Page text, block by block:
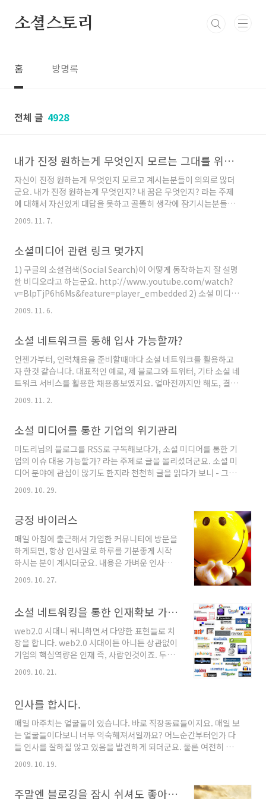
소셜스토리
홈 방명록
전체 글 4928
내가 진정 원하는게 무엇인지 모르는 그대를 위해...
자신이 진정 원하는게 무엇인지 모르고 계시는분들이 의외로 많더
군요. 내가 진정 원하는게 무엇인지? 내 꿈은 무엇인지? 라는 주제
에 대해서 자신있게 대답을 못하고 골똘히 생각에 잠기시는분들이
의외로 많다는데서 놀랐습니다. 아마도 짧은 제 소견으로는 각자의
삶에 고군분투 하며 살아가고 있다보니, 자신 스스로를 되돌아 볼수
못하며 아둥바둥 거리며 하루하루 전쟁같은 시간들을 보내는게 이
유가 되지 않을까 싶더군요. 아래 두개의 포스팅 내용과 관련글들을
참고해서 보신다면, 조금은 도움이 될까 싶어 적어봅니다만, 중요한
것은 스스로의 마음가짐인거죠. 열정도 필요하지만 무엇보다 중요
한것은 생각한것을, 마음먹은것을 행동으로 실천할 수 있는 용기 또
한 필요한법..
2009. 11. 7.
소셜미디어 관련 링크 몇가지
1) 구글의 소셜검색(Social Search)이 어떻게 동작하는지 잘 설명
한 비디오라고 하는군요. http://www.youtube.com/watch?
v=BlpTjP6h6Ms&feature=player_embedded 2) 소셜 미디어
커뮤니케이션 전문가의 업무분야 소셜 미디어 플랫폼 / 소셜 네트워
크 전략 / 사내 유관 부서 협업 실행 소셜 미디어 툴 리뷰 / 콘텐츠 편
화 분석 / 소셜 미디어 협의회 / 소셜 미디어 활동 평가
http://junycap.com/blog/582 3) 원더걸스 미국 진출의 1등
공신은 블로그? http://www.midorisweb.com/596 많은 분야
가 있겠지만 엔터테인먼트 영역에선 소셜미디어가 ..
2009. 11. 6.
소셜 네트워크를 통해 입사 가능할까?
언젠가부터, 인력채용을 준비할때마다 소셜 네트워크를 활용하고
자 한것 같습니다. 대표적인 예로, 제 블로그와 트위터, 기타 소셜 네
트워크 서비스를 활용한 채용홍보였지요. 얼마전까지만 해도, 결과
만 놓고 본다면 아직까지도 소셜 네트워크를 활용한 채용에는 한계
가 있어 보였습니다. 당연한 이야기일수도 있을테지만, 한가지 가능
드백이 생기더라는겁니다. 해당 채용공고가 올라온 블로그나, 트위
터, 기타 소셜 네트워크 서비스등에 댓글, 메시지, 방명록, 메일 등
등해서 조금씩이나마 반응이 생기더라는거죠. 입사지원 관련하여
궁금했던 사항들에 대해서 물어오는 분들이 생겨난다는것에서 다
시한번 소셜 네트워크의 가능성에 주목하게 되더군요. 드디어 그 결
실의 한 부분으..
2009. 11. 2.
소셜 미디어를 통한 기업의 위기관리
미도리님의 블로그를 RSS로 구독해보다가, 소셜 미디어를 통한 기
업의 이슈 대응 가능할가? 라는 주제로 글을 올리셨더군요. 소셜 미
디어 분야에 관심이 많기도 한지라 천천히 글을 읽다가 보니 - 그럼
과연 우리 회사에선 기업의 이슈가 생겼을 경우 어떻게 대응을 할
까? 라는 생각이 들더군요. 보통의 작은 회사들의 경우, 사내 인력의
수가 한정되어 있는게 사실이죠. 특히나, 대외홍보나 언론사를 상대
로 업무를 진행하는 부서는 특정부서일 경우가 많구요, 인력도 불과
몇명 내외인 경우가 대부분일텐데... 위의 내용처럼 기업의 특정 이
슈가 발생한 경우, 과거의 업무형태를 살짝 보노라면 거의 언론사나
특정 사이트에 이슈가 된 글을 삭제한다거나,(혹은 요청한다거나)
대응과 관련한 보도자료 돌리는게 전부인 형태가 되더군요..
2009. 10. 29.
긍정 바이러스
매일 아침에 출근해서 가입한 커뮤니티에 방문을
하게되면, 항상 인사말로 하루를 기분좋게 시작
하시는 분이 계시더군요. 내용은 가벼운 인사말
부터, 좋은 글들까지~ 두루두루 그날그날의 기분
이나 느낌을 잘 표현해서 적어놓으시곤 하셨는
의식이 절로 전달되어진다고 할까요? ^^ 나의 얼
낌 하나하나, 생각의 조각들 하나하나가 긍정적
인 방향으로 전달되어질 수 있다면, 이것이야말
로 바로 행복 바이러스. 긍정적 영향을 조직에도
미칠수 있지 않을까 하는 생각이 들었습니다. 오
출장과 야근으로 이어지는 업무의 연속으로 인해
지치고 힘든 표정일때..
2009. 10. 27.
소셜 네트워킹을 통한 인재확보 가능할까?
web2.0 시대니 뭐니하면서 다양한 표현들로 치
장을 합니다. web2.0 시대이든 아니든 상관없이
기업의 핵심역량은 인재 즉, 사람인것이죠. 두말
할것도 없습니다. 가장 근본적인 대답이기도 하
고 가장 어려운 내용이기도 합니다. 오늘 보도자
네트워킹을 통한 인재확보 가능할까?라는 내용
왔더군요. 내용보기 >>
http://newswire.ytn.co.kr/newsRead.php?
md=A01&tm=1&no=435160 최근에 블로그
와 트위터등을 활용한 채용이 가능할까 싶어, 인
2009. 10. 21.
인사를 합시다.
매일 마주치는 얼굴들이 있습니다. 바로 직장동료들이지요. 매일 보
는 얼굴들이다보니 너무 익숙해져서일까요? 어느순간부터인가 다
들 인사를 잘하질 않고 있음을 발견하게 되더군요. 물론 여전히 인
사 잘하는 동료도 있지만, 의외로 많은 동료들이 그냥 고개만 까딱~
하는 하는둥 마는둥의 행동을 보이고 마는게 눈에 보이더군요. 세치
혀에서 인사 한마디 내뱉는다고 해서 돈이 들어가는것도 아닌데, 너
무나도 기본예절이 부족한게 아닌가 싶어서, 다시금 유치원시절로
2009. 10. 19.
주말엔 블로깅을 잠시 쉬셔도 좋아요 :)